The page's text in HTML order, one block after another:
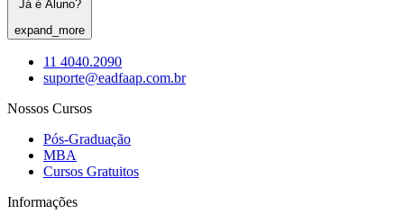
Já é Aluno?
expand_more
11 4040.2090
suporte@eadfaap.com.br
Nossos Cursos
Pós-Graduação
MBA
Cursos Gratuitos
Informações